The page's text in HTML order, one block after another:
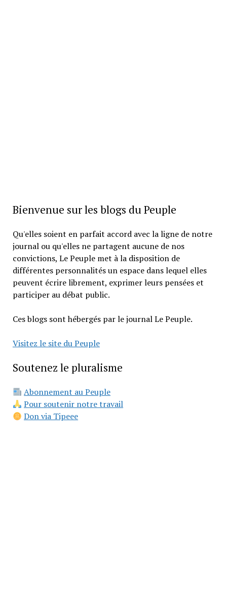
Bienvenue sur les blogs du Peuple
Qu'elles soient en parfait accord avec la ligne de notre
journal ou qu'elles ne partagent aucune de nos
convictions, Le Peuple met à la disposition de
différentes personnalités un espace dans lequel elles
peuvent écrire librement, exprimer leurs pensées et
participer au débat public.
Ces blogs sont hébergés par le journal Le Peuple.
Visitez le site du Peuple
Soutenez le pluralisme
Abonnement au Peuple
Pour soutenir notre travail
Don via Tipeee